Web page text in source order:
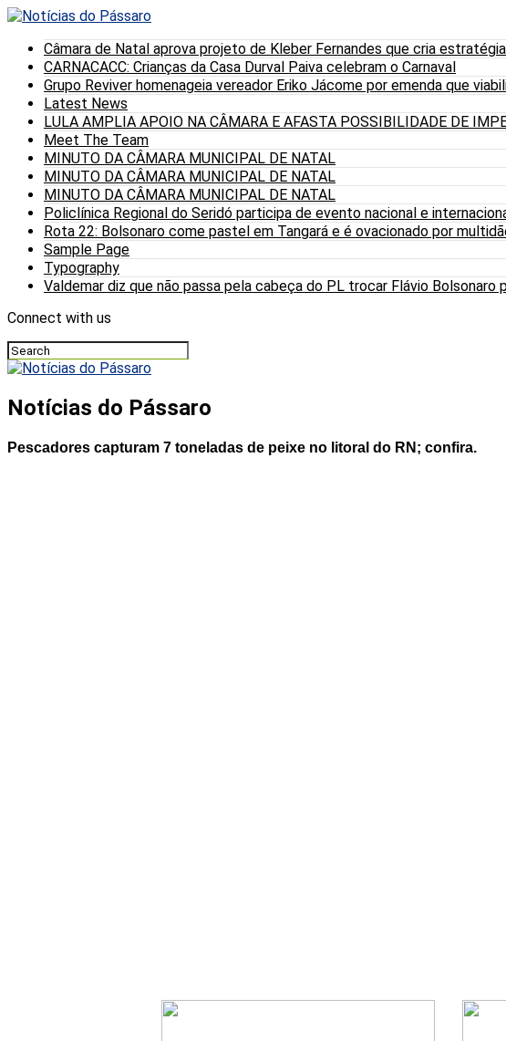
Câmara de Natal aprova projeto de Kleber Fernandes que cria
CARNACACC: Crianças da Casa Durval Paiva celebram o Carnaval
Grupo Reviver homenageia vereador Eriko Jácome por emenda que
Latest News
LULA AMPLIA APOIO NA CÂMARA E AFASTA POSSIBILIDADE DE
Meet The Team
MINUTO DA CÂMARA MUNICIPAL DE NATAL
MINUTO DA CÂMARA MUNICIPAL DE NATAL
MINUTO DA CÂMARA MUNICIPAL DE NATAL
Policlínica Regional do Seridó participa de evento nacional e
Rota 22: Bolsonaro come pastel em Tangará e é ovacionado por
Sample Page
Typography
Valdemar diz que não passa pela cabeça do PL trocar Flávio
Connect with us
Notícias do Pássaro
Pescadores capturam 7 toneladas de peixe no litoral do RN; confira.